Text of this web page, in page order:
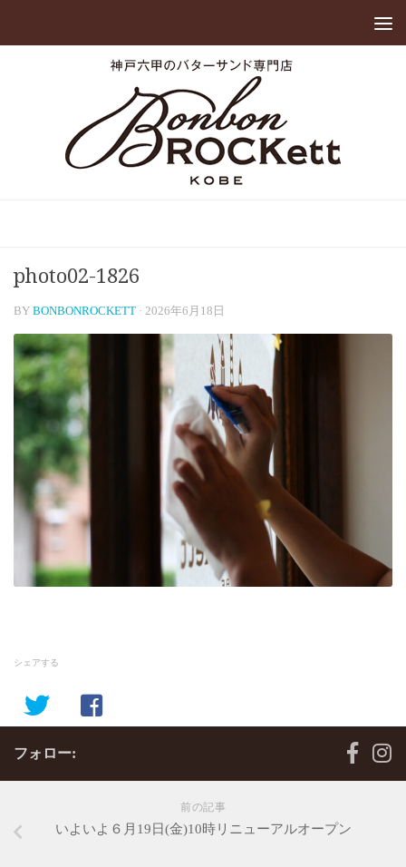
photo02-1826
BY BONBONROCKETT · 2026年6月18日
シェアする
フォロー:
前の記事
いよいよ６月19日(金)10時リニューアルオープン